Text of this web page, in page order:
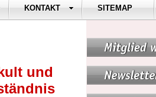
KONTAKT SITEMAP
und